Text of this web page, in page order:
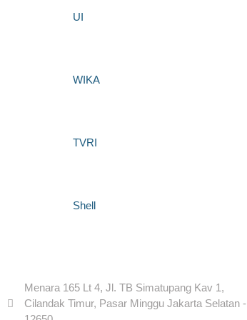
UI
WIKA
TVRI
Shell
Menara 165 Lt 4, Jl. TB Simatupang Kav 1,
Cilandak Timur, Pasar Minggu Jakarta Selatan -